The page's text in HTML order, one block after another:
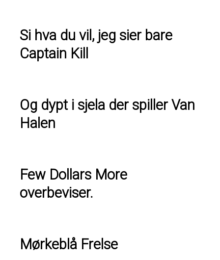
Si hva du vil, jeg sier bare
Captain Kill
Og dypt i sjela der spiller Van
Halen
Few Dollars More
overbeviser.
Mørkeblå Frelse